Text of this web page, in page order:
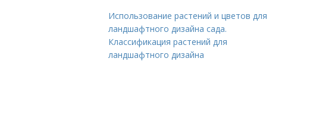
Использование растений и цветов для
ландшафтного дизайна сада.
Классификация растений для
ландшафтного дизайна